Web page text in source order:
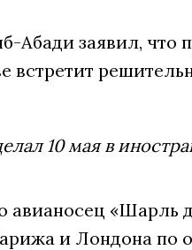
заявил, что
встретит
10 мая в
«Шарль
и Лондона по